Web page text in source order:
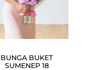
BUNGA BUKET
SUMENEP 18